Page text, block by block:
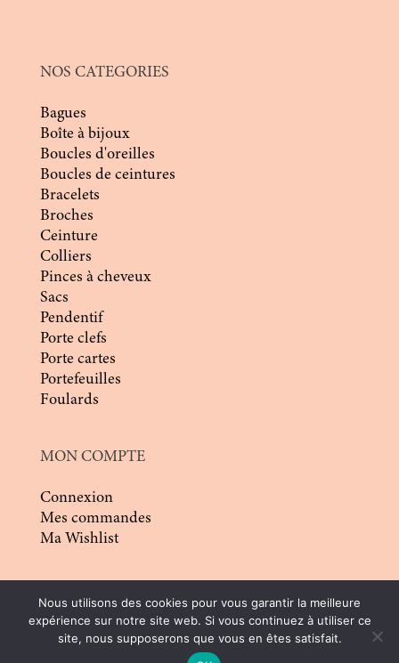
NOS CATEGORIES
Bagues
Boîte à bijoux
Boucles d'oreilles
Boucles de ceintures
Bracelets
Broches
Ceinture
Colliers
Pinces à cheveux
Sacs
Pendentif
Porte clefs
Porte cartes
Portefeuilles
Foulards
MON COMPTE
Connexion
Mes commandes
Ma Wishlist
© 2026 | Conception :Pommier Franck WD|
Nous utilisons des cookies pour vous garantir la meilleure
expérience sur notre site web. Si vous continuez à utiliser ce
site, nous supposerons que vous en êtes satisfait.